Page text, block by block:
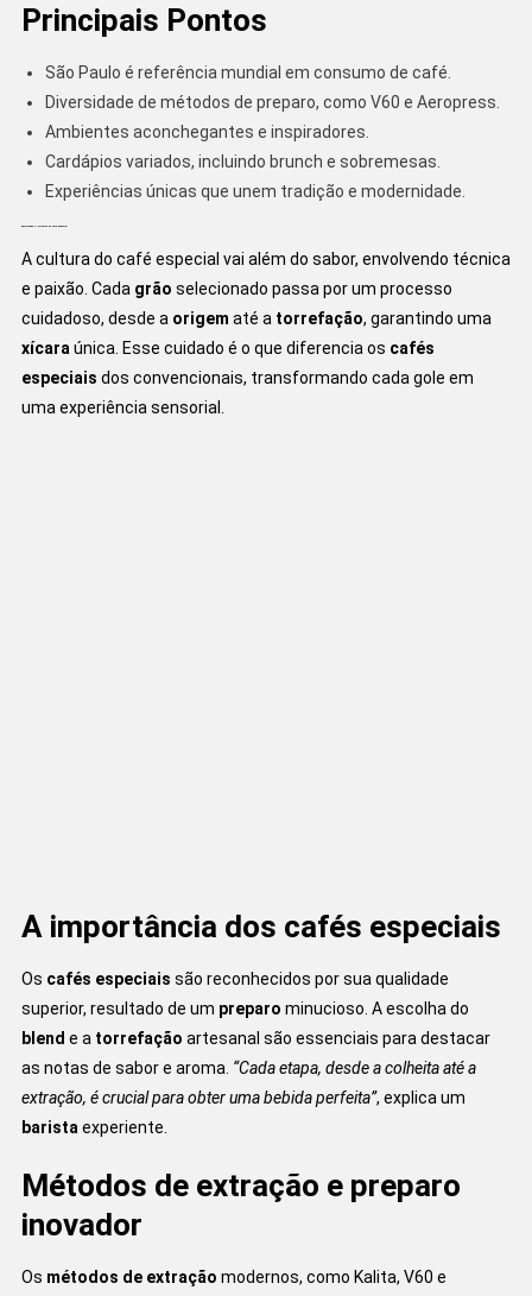
Principais Pontos
São Paulo é referência mundial em consumo de café.
Diversidade de métodos de preparo, como V60 e Aeropress.
Ambientes aconchegantes e inspiradores.
Cardápios variados, incluindo brunch e sobremesas.
Experiências únicas que unem tradição e modernidade.
Explorando o Universo do Café Especial
A cultura do café especial vai além do sabor, envolvendo técnica
e paixão. Cada grão selecionado passa por um processo
cuidadoso, desde a origem até a torrefação, garantindo uma
xícaraúnica. Esse cuidado é o que diferencia os cafés
especiais dos convencionais, transformando cada gole em
uma experiência sensorial.
A importância dos cafés especiais
Os cafés especiais são reconhecidos por sua qualidade
superior, resultado de um preparo minucioso. A escolha do
blend e a torrefação artesanal são essenciais para destacar
as notas de sabor e aroma. “Cada etapa, desde a colheita até a
extração, é crucial para obter uma bebida perfeita”, explica um
baristaexperiente.
Métodos de extração e preparo
inovador
Os métodos de extração modernos, como Kalita, V60 e